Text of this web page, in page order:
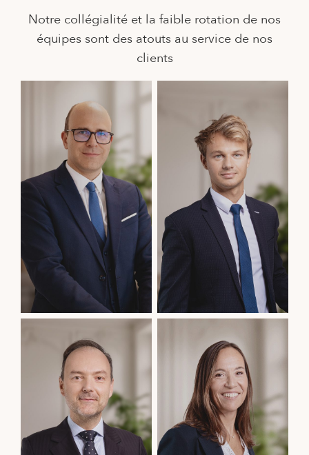
Notre collégialité et la faible rotation de nos
équipes sont des atouts au service de nos
clients